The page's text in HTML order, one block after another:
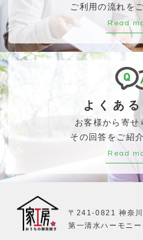
ご利用の流れを
Read
よくあ
お客様から寄せ
その回答をご紹
Read
〒241-0821 神奈
第一清水ハーモニ